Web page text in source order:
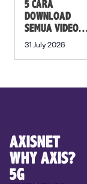
5 CARA
DOWNLOAD
SEMUA VIDEO
DALAM
31 July 2026
AXISNET
WHY AXIS?
5G